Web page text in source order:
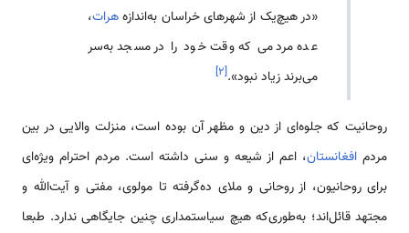
«در هیچ‌یک از شهرهای خراسان به‌اندازههرات،
عده مردمی که وقت خود را در مسجد به‌سر
می‌برند زیاد نبود».[۲]
روحانیت که جلوه‌ای از دین و مظهر آن بوده است، منزلت والایی در بین
مردم افغانستان، اعم از شیعه و سنی داشته است. مردم احترام ویژه‌ای
برای روحانیون، از روحانی و ملای ده‌گرفته تا مولوی، مفتی و آیت‌الله و
مجتهد قائل‌اند؛ به‌طوری‌که هیچ سیاستمداری چنین جایگاهی ندارد. طبعا